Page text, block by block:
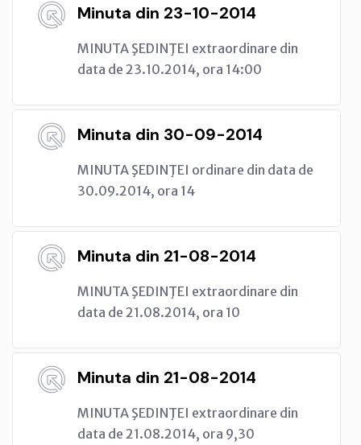
Minuta din 23-10-2014
MINUTA ŞEDINŢEI extraordinare din
data de 23.10.2014, ora 14:00
Minuta din 30-09-2014
MINUTA ŞEDINŢEI ordinare din data de
30.09.2014, ora 14
Minuta din 21-08-2014
MINUTA ŞEDINŢEI extraordinare din
data de 21.08.2014, ora 10
Minuta din 21-08-2014
MINUTA ŞEDINŢEI extraordinare din
data de 21.08.2014, ora 9,30